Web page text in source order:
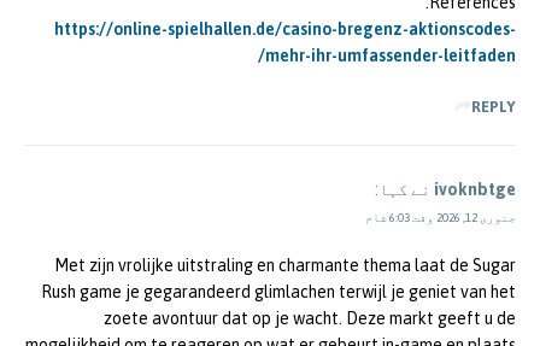
https://online-spielhallen.de/casino-bregenz-aktionscodes-
mehr-ihr-umfassender-leitfaden/
REPLY
ivoknbtge نے کہا:
جنوری 12, 2026 وقت 6:03 شام
Met zijn vrolijke uitstraling en charmante thema laat de Sugar
Rush game je gegarandeerd glimlachen terwijl je geniet van het
zoete avontuur dat op je wacht. Deze markt geeft u de